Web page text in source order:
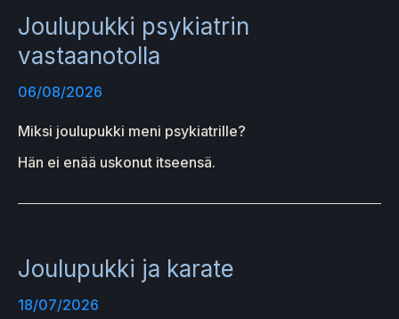
Joulupukki psykiatrin
vastaanotolla
06/08/2026
Miksi joulupukki meni psykiatrille?
Hän ei enää uskonut itseensä.
Joulupukki ja karate
18/07/2026